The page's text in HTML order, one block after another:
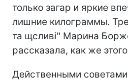
только загар и яркие
лишние килограммы.
та щсливі" Марина
рассказала, как же
Действенными